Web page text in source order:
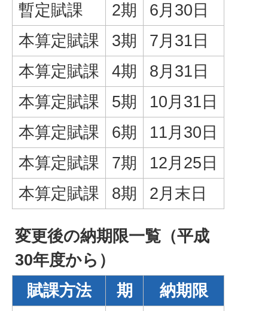
暫定賦課
2期
6月30日
本算定賦課
3期
7月31日
本算定賦課
4期
8月31日
本算定賦課
5期
10月31日
本算定賦課
6期
11月30日
本算定賦課
7期
12月25日
本算定賦課
8期 2月末日
変更後の納期限一覧（平成
30年度から）
賦課方法
期
納期限